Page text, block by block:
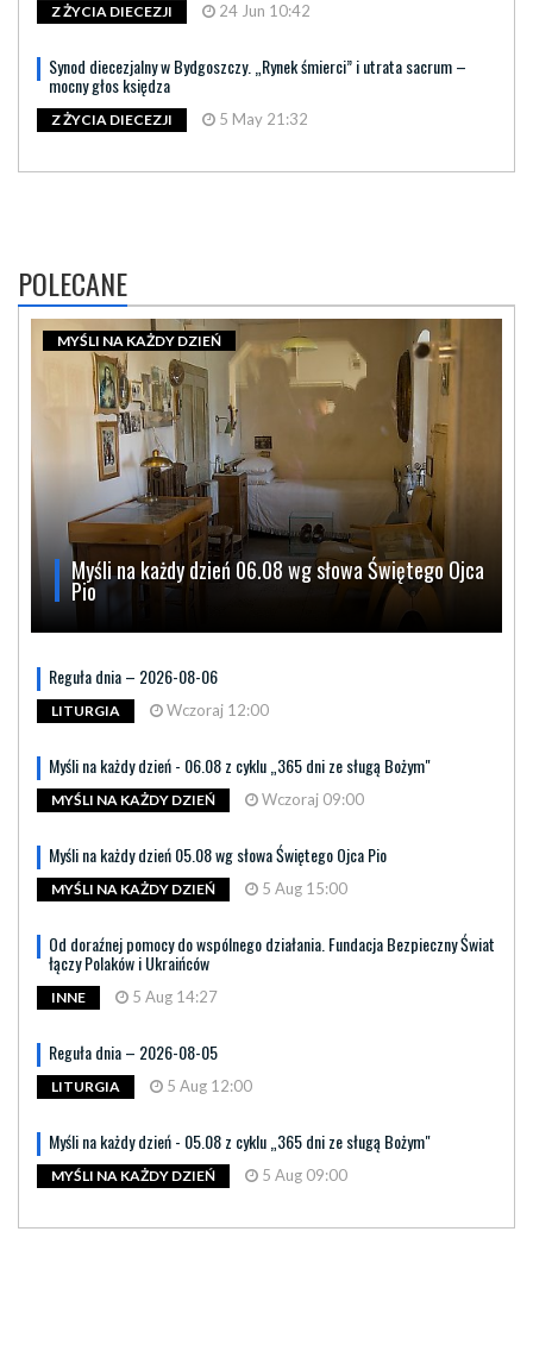
Z ŻYCIA DIECEZJI 24 Jun 10:42
Synod diecezjalny w Bydgoszczy. „Rynek śmierci” i utrata sacrum –
mocny głos księdza
Z ŻYCIA DIECEZJI 5 May 21:32
POLECANE
Myśli na każdy dzień 06.08 wg słowa Świętego Ojca
Pio
MYŚLI NA KAŻDY DZIEŃ
Reguła dnia – 2026-08-06
LITURGIA Wczoraj 12:00
Myśli na każdy dzień - 06.08 z cyklu „365 dni ze sługą Bożym"
MYŚLI NA KAŻDY DZIEŃ Wczoraj 09:00
Myśli na każdy dzień 05.08 wg słowa Świętego Ojca Pio
MYŚLI NA KAŻDY DZIEŃ 5 Aug 15:00
Od doraźnej pomocy do wspólnego działania. Fundacja Bezpieczny Świat
łączy Polaków i Ukraińców
INNE 5 Aug 14:27
Reguła dnia – 2026-08-05
LITURGIA 5 Aug 12:00
Myśli na każdy dzień - 05.08 z cyklu „365 dni ze sługą Bożym"
MYŚLI NA KAŻDY DZIEŃ 5 Aug 09:00